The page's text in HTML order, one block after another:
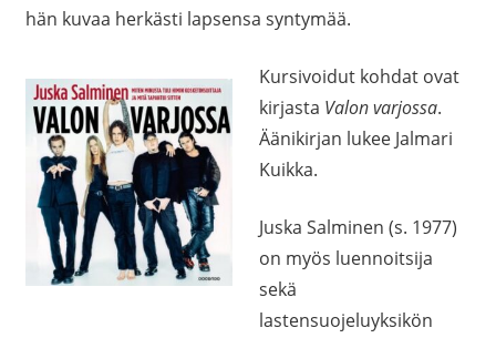
hän kuvaa herkästi lapsensa syntymää.
Kursivoidut kohdat ovat
kirjasta Valon varjossa.
Äänikirjan lukee Jalmari
Kuikka.
Juska Salminen (s. 1977)
on myös luennoitsija
sekä
lastensuojeluyksikön